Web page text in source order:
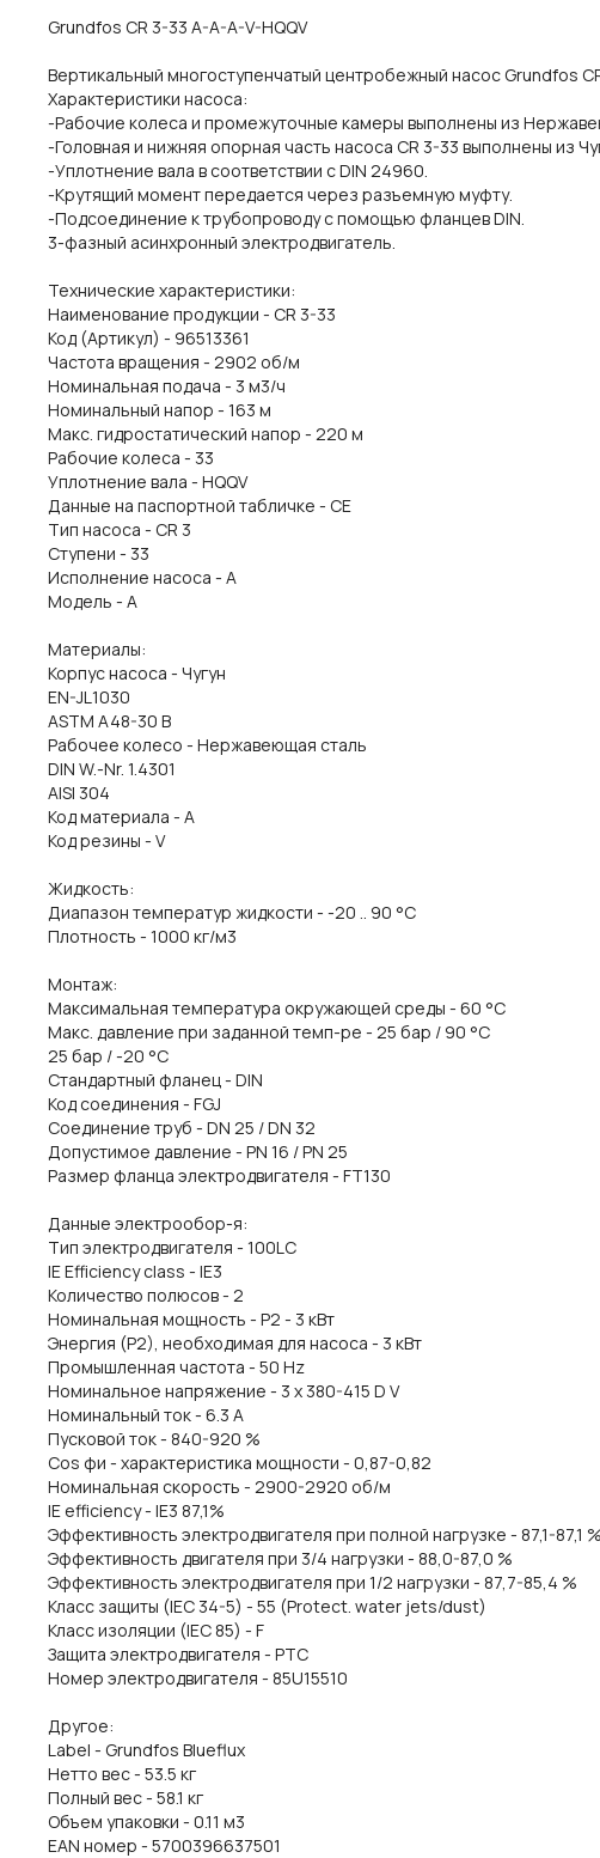
Grundfos CR 3-33 A-A-A-V-HQQV
Вертикальный многоступенчатый центробежный насос Grundfos
Характеристики насоса:
-Рабочие колеса и промежуточные камеры выполнены из
-Головная и нижняя опорная часть насоса CR 3-33 выполнены из
-Уплотнение вала в соответствии с DIN 24960.
-Крутящий момент передается через разъемную муфту.
-Подсоединение к трубопроводу с помощью фланцев DIN.
3-фазный асинхронный электродвигатель.
Технические характеристики:
Наименование продукции - CR 3-33
Код (Артикул) - 96513361
Частота вращения - 2902 об/м
Номинальная подача - 3 м3/ч
Номинальный напор - 163 м
Макс. гидростатический напор - 220 м
Рабочие колеса - 33
Уплотнение вала - HQQV
Данные на паспортной табличке - CE
Тип насоса - CR 3
Ступени - 33
Исполнение насоса - A
Модель - A
Материалы:
Корпус насоса - Чугун
EN-JL1030
ASTM A48-30 B
Рабочее колесо - Нержавеющая сталь
DIN W.-Nr. 1.4301
AISI 304
Код материала - A
Код резины - V
Жидкость:
Диапазон температур жидкости - -20 .. 90 °C
Плотность - 1000 кг/м3
Монтаж:
Максимальная температура окружающей среды - 60 °C
Макс. давление при заданной темп-ре - 25 бар / 90 °C
25 бар / -20 °C
Стандартный фланец - DIN
Код соединения - FGJ
Соединение труб - DN 25 / DN 32
Допустимое давление - PN 16 / PN 25
Размер фланца электродвигателя - FT130
Данные электрообор-я:
Тип электродвигателя - 100LC
IE Efficiency class - IE3
Количество полюсов - 2
Номинальная мощность - P2 - 3 кВт
Энергия (Р2), необходимая для насоса - 3 кВт
Промышленная частота - 50 Hz
Номинальное напряжение - 3 x 380-415 D V
Номинальный ток - 6.3 A
Пусковой ток - 840-920 %
Cos фи - характеристика мощности - 0,87-0,82
Номинальная скорость - 2900-2920 об/м
IE efficiency - IE3 87,1%
Эффективность электродвигателя при полной нагрузке - 87,1-87,1 %
Эффективность двигателя при 3/4 нагрузки - 88,0-87,0 %
Эффективность электродвигателя при 1/2 нагрузки - 87,7-85,4 %
Класс защиты (IEC 34-5) - 55 (Protect. water jets/dust)
Класс изоляции (IEC 85) - F
Защита электродвигателя - PTC
Номер электродвигателя - 85U15510
Другое:
Label - Grundfos Blueflux
Нетто вес - 53.5 кг
Полный вес - 58.1 кг
Объем упаковки - 0.11 м3
EAN номер - 5700396637501